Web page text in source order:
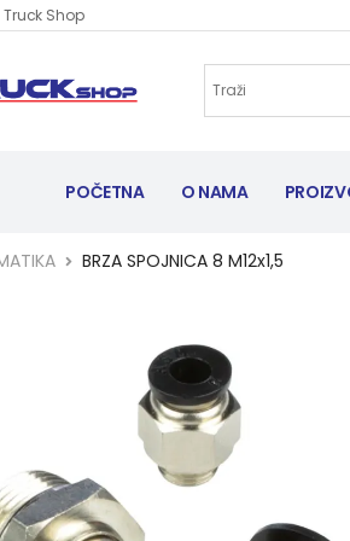
Shop
POČETNA O NAMA
BRZA SPOJNICA 8 M12x1,5